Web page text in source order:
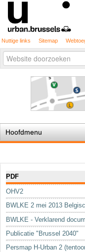
Nuttige links Sitemap
Zoek
Geavanceerd
zoeken...
Hoofdmenu
De spelregels
Stedenbouwkundige
Cartografie
Studies en publicaties
Sleutelwoorden
Stedenbouwkundige
PDF
OHV2
BWLKE 2 mei 2013
BWLKE - Verklarend
Publicatie "Brussel 2040"
Persmap H-Urban 2